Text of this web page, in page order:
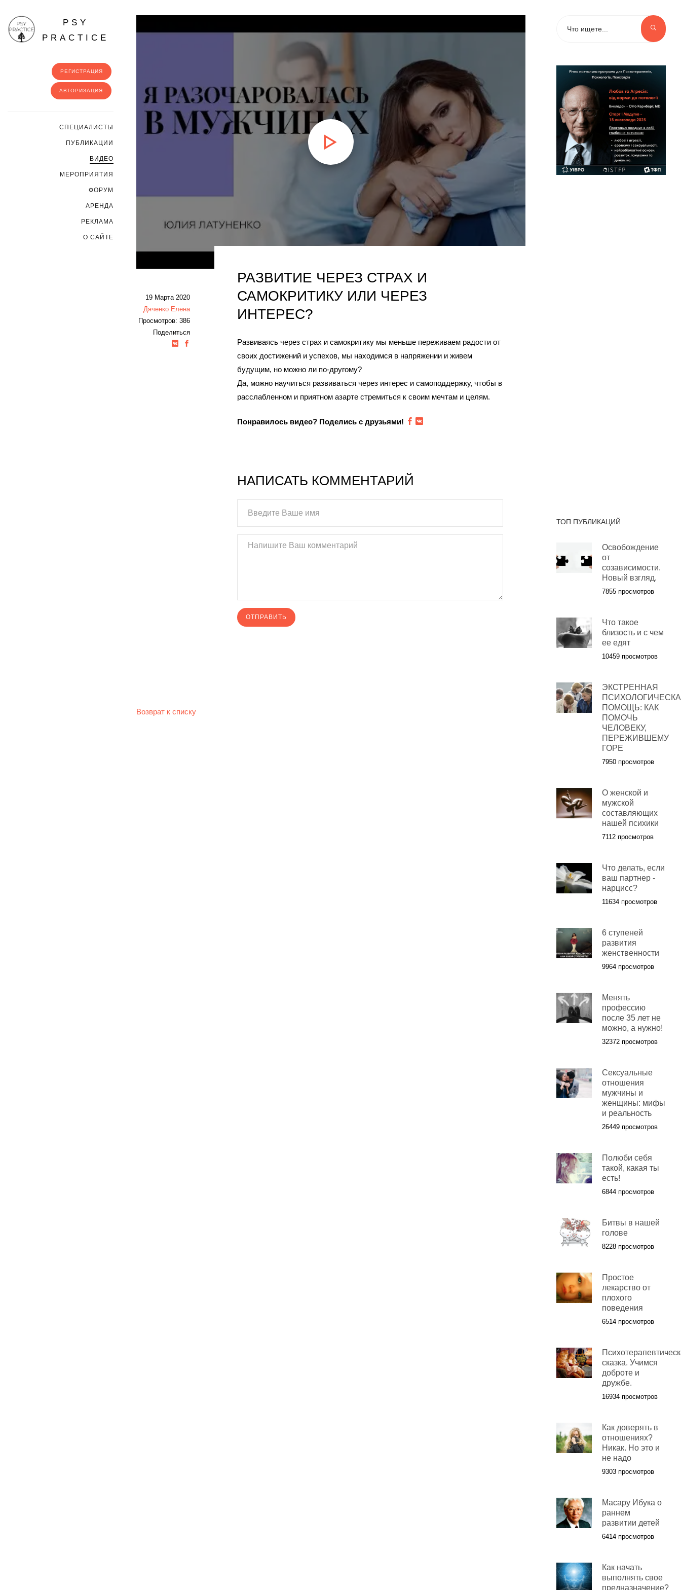
PSY
PRACTICE
РЕГИСТРАЦИЯ
АВТОРИЗАЦИЯ
CПЕЦИАЛИСТЫ
ПУБЛИКАЦИИ
ВИДЕО
МЕРОПРИЯТИЯ
ФОРУМ
АРЕНДА
РЕКЛАМА
О САЙТЕ
РАЗВИТИЕ ЧЕРЕЗ СТРАХ И
САМОКРИТИКУ ИЛИ ЧЕРЕЗ
ИНТЕРЕС?
19 Марта 2020
Дяченко Елена
Просмотров: 386
Поделиться
Развиваясь через страх и самокритику мы меньше переживаем радости от
своих достижений и успехов, мы находимся в напряжении и живем
будущим, но можно ли по-другому?
Да, можно научиться развиваться через интерес и самоподдержку, чтобы в
расслабленном и приятном азарте стремиться к своим мечтам и целям.
Понравилось видео? Поделись с друзьями!
НАПИСАТЬ КОММЕНТАРИЙ
Возврат к списку
ТОП ПУБЛИКАЦИЙ
Освобождение
от
созависимости.
Новый взгляд.
7855 просмотров
Что такое
близость и с чем
ее едят
10459 просмотров
ЭКСТРЕННАЯ
ПОМОЩЬ: КАК
ПОМОЧЬ
ЧЕЛОВЕКУ,
ПЕРЕЖИВШЕМУ
ГОРЕ
7950 просмотров
О женской и
мужской
составляющих
нашей психики
7112 просмотров
Что делать, если
ваш партнер -
нарцисс?
11634 просмотров
6 ступеней
развития
женственности
9964 просмотров
Менять
профессию
после 35 лет не
можно, а нужно!
32372 просмотров
Сексуальные
отношения
мужчины и
женщины: мифы
и реальность
26449 просмотров
Полюби себя
такой, какая ты
есть!
6844 просмотров
Битвы в нашей
голове
8228 просмотров
Простое
лекарство от
плохого
поведения
6514 просмотров
сказка. Учимся
доброте и
дружбе.
16934 просмотров
Как доверять в
отношениях?
Никак. Но это и
не надо
9303 просмотров
Масару Ибука о
раннем
развитии детей
6414 просмотров
Как начать
выполнять свое
предназначение?